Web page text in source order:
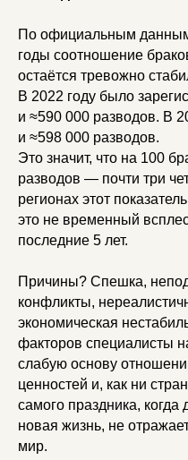
По официальным
годы соотношение
остаётся тревожно
В 2022 году было
и ≈590 000 разводов. В
и ≈598 000 разводов.
Это значит, что на 100
разводов — почти три
регионах этот
это не временный
последние 5 лет.
Причины? Спешка,
конфликты,
экономическая
факторов специалисты
слабую основу
ценностей и, как ни
самого праздника, когда
новая жизнь, не
мир.